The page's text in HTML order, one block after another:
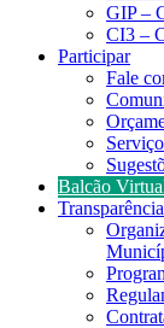
GIP –
CI3 –
Participar
Fale
Balcão
Transparência